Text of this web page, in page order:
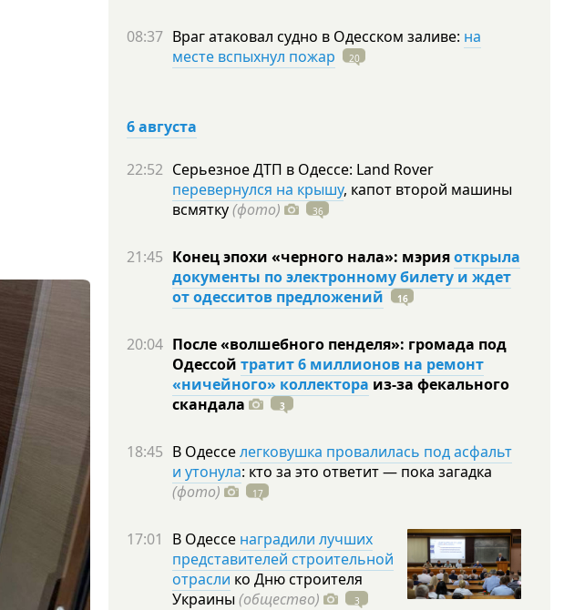
08:37 Враг атаковал судно в Одесском заливе: на
месте вспыхнул пожар
20
6 августа
22:52 Серьезное ДТП в Одессе: Land Rover
перевернулся на крышу, капот второй машины
всмятку(фото) 36
21:45 Конец эпохи «черного нала»: мэрияоткрыла
документы по электронному билету и ждет
от одесситов предложений
16
20:04 После «волшебного пенделя»: громада под
Одессой тратит 6 миллионов на ремонт
«ничейного» коллектора из-за фекального
скандала
3
18:45 В Одесселегковушка провалилась под асфальт
и утонула: кто за это ответит — пока загадка
(фото)
17
17:01 В Одессе наградили лучших
представителей строительной
отрасли ко Дню строителя
Украины (общество) 3